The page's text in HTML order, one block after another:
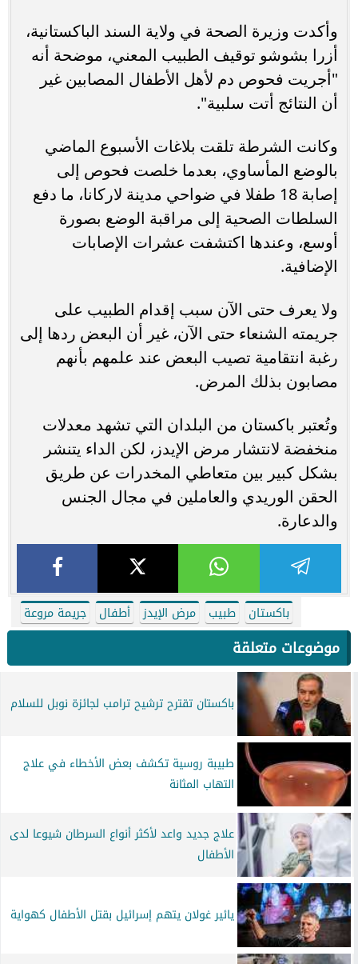
وأكدت وزيرة الصحة في ولاية السند الباكستانية،
أزرا بشوشو توقيف الطبيب المعني، موضحة أنه
"أجريت فحوص دم لأهل الأطفال المصابين غير
أن النتائج أتت سلبية".
وكانت الشرطة تلقت بلاغات الأسبوع الماضي
بالوضع المأساوي، بعدما خلصت فحوص إلى
إصابة 18 طفلا في ضواحي مدينة لاركانا، ما دفع
السلطات الصحية إلى مراقبة الوضع بصورة
أوسع، وعندها اكتشفت عشرات الإصابات
الإضافية.
ولا يعرف حتى الآن سبب إقدام الطبيب على
جريمته الشنعاء حتى الآن، غير أن البعض ردها إلى
رغبة انتقامية تصيب البعض عند علمهم بأنهم
مصابون بذلك المرض.
وتُعتبر باكستان من البلدان التي تشهد معدلات
منخفضة لانتشار مرض الإيدز، لكن الداء يتنشر
بشكل كبير بين متعاطي المخدرات عن طريق
الحقن الوريدي والعاملين في مجال الجنس
والدعارة.
باكستان طبيب مرض الإيدز أطفال جريمة مروعة
موضوعات متعلقة
باكستان تقترح ترشيح ترامب لجائزة نوبل للسلام
طبيبة روسية تكشف بعض الأخطاء في علاج
التهاب المثانة
علاج جديد واعد لأكثر أنواع السرطان شيوعا لدى
الأطفال
يائير غولان يتهم إسرائيل بقتل الأطفال كهواية